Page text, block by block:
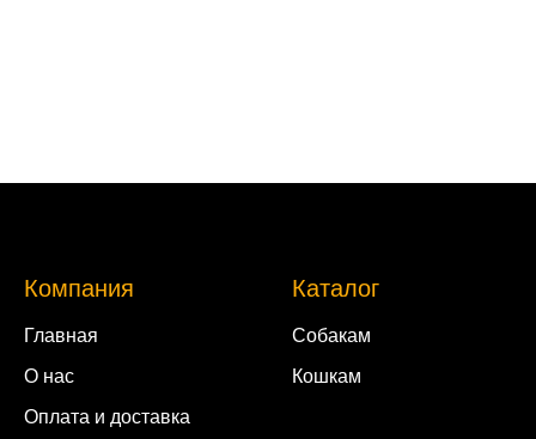
Компания
Главная
О нас
Оплата и доставка
Каталог
Собакам
Кошкам